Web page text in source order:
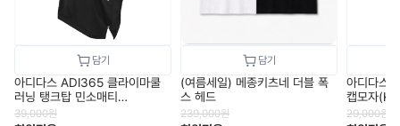
아디다스 ADI365 클라이마쿨
러닝 탱크탑 민소매티
(JZ6544)
39,000원
(여름세일) 메종키츠네 더블 폭
스 헤드
239,000원
아디다스
캡모자
29,000원